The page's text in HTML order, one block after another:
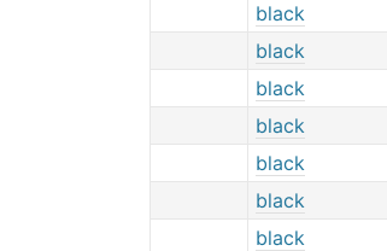
black
black
black
black
black
black
black